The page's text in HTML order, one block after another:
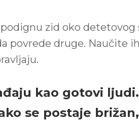
zid oko detetovog
povrede druge. Naučite
kao gotovi
se postaje